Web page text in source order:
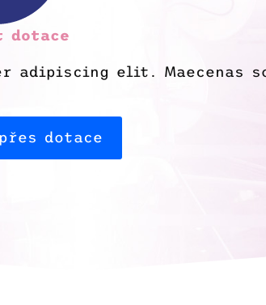
dotace
adipiscing elit. Maecenas
dotace